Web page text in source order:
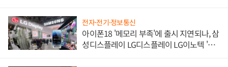
전자·전기·정보통신
아이폰18 '메모리 부족'에 출시 지연되나, 삼
성디스플레이 LG디스플레이 LG이노텍 '탈